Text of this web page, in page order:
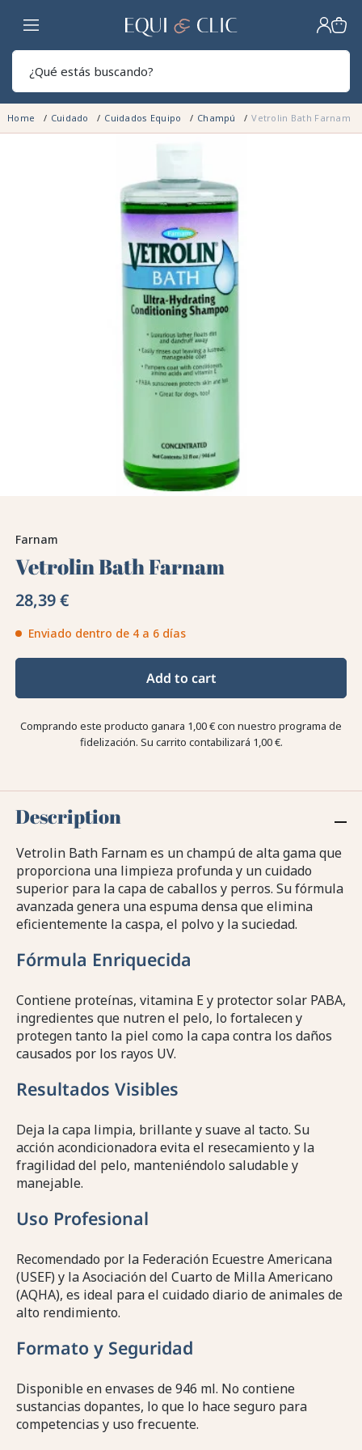
Hogar
Home Cuidado Cuidados Equipo Champú Vetrolin Bath Farnam
Farnam
Vetrolin Bath Farnam
28,39 €
Enviado dentro de 4 a 6 días
Add to cart
Comprando este producto ganara 1,00 €con nuestro programa de
fidelización. Su carrito contabilizará 1,00 €.
Description
Vetrolin Bath Farnam es un champú de alta gama que
proporciona una limpieza profunda y un cuidado
superior para la capa de caballos y perros. Su fórmula
avanzada genera una espuma densa que elimina
eficientemente la caspa, el polvo y la suciedad.
Fórmula Enriquecida
Contiene proteínas, vitamina E y protector solar PABA,
ingredientes que nutren el pelo, lo fortalecen y
protegen tanto la piel como la capa contra los daños
causados por los rayos UV.
Resultados Visibles
Deja la capa limpia, brillante y suave al tacto. Su
acción acondicionadora evita el resecamiento y la
fragilidad del pelo, manteniéndolo saludable y
manejable.
Uso Profesional
Recomendado por la Federación Ecuestre Americana
(USEF) y la Asociación del Cuarto de Milla Americano
(AQHA), es ideal para el cuidado diario de animales de
alto rendimiento.
Formato y Seguridad
Disponible en envases de 946 ml. No contiene
sustancias dopantes, lo que lo hace seguro para
competencias y uso frecuente.